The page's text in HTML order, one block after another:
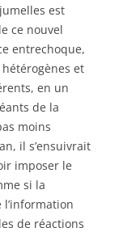
est
ce nouvel
entrechoque,
et
en un
de la
moins
il s’ensuivrait
imposer le
si la
de réactions